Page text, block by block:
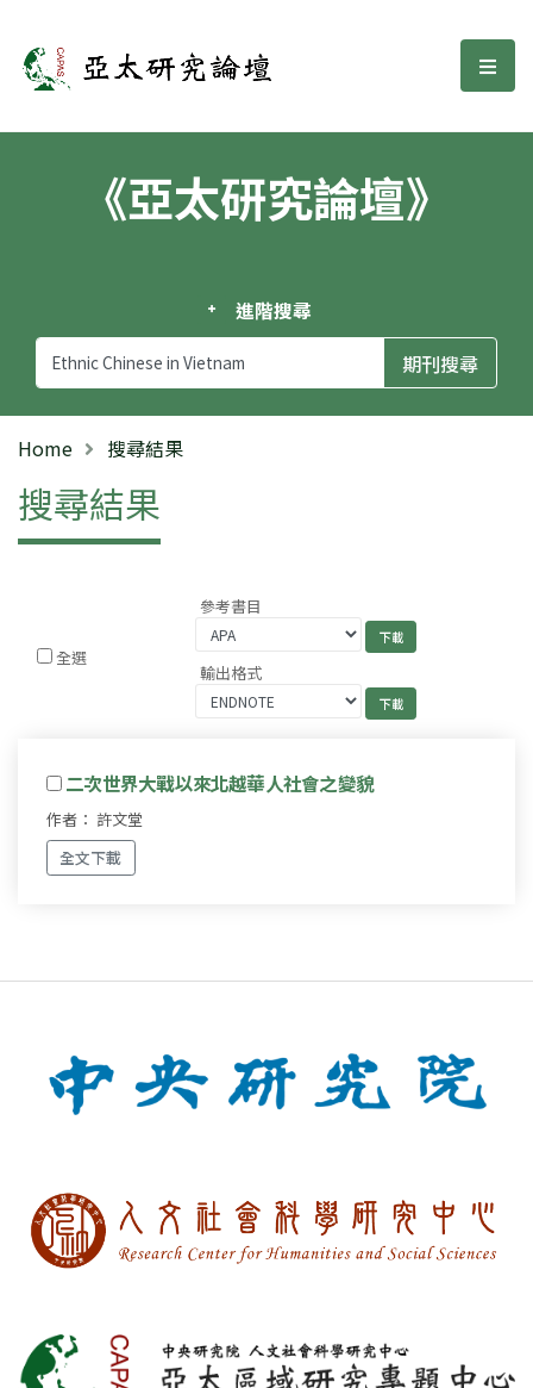
亞太研究論壇 選
《亞太研究論壇》
進階搜尋
Home 搜尋結果
搜尋結果
全選
參考書目
輸出格式
二次世界大戰以來北越華人社會之變貌
作者： 許文堂
全文下載